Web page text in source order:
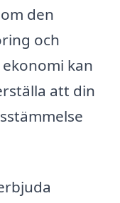
den
och
kan
att din